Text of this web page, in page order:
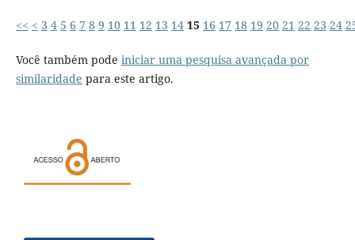
<< < 3 4 5 6 7 8 9 10 11 12 13 14 15 16 17 18 19 20 21 22 23 24
Você também pode iniciar uma pesquisa avançada por
similaridade para este artigo.